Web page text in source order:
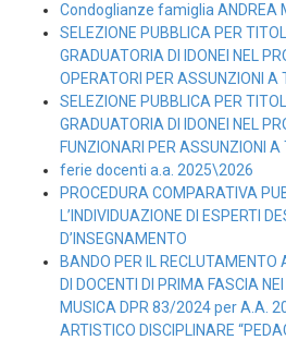
Condoglianze famiglia ANDREA
SELEZIONE PUBBLICA PER
GRADUATORIA DI IDONEI NEL
OPERATORI PER ASSUNZIONI A
SELEZIONE PUBBLICA PER
GRADUATORIA DI IDONEI NEL
FUNZIONARI PER ASSUNZIONI
ferie docenti a.a. 2025\2026
PROCEDURA COMPARATIVA
L’INDIVIDUAZIONE DI ESPERTI
D’INSEGNAMENTO
BANDO PER IL
DI DOCENTI DI PRIMA FASCIA
MUSICA DPR 83/2024 per A.A.
ARTISTICO DISCIPLINARE